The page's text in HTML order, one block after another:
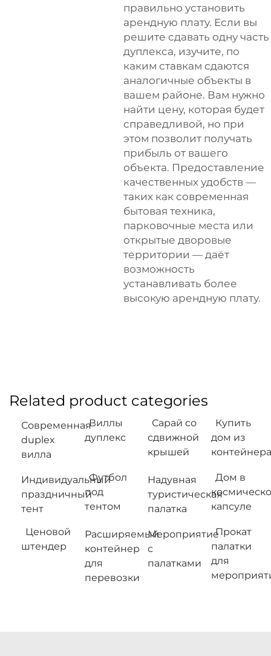
правильно установить
арендную плату. Если вы
решите сдавать одну часть
дуплекса, изучите, по
каким ставкам сдаются
аналогичные объекты в
вашем районе. Вам нужно
найти цену, которая будет
справедливой, но при
этом позволит получать
прибыль от вашего
объекта. Предоставление
качественных удобств —
таких как современная
бытовая техника,
парковочные места или
открытые дворовые
территории — даёт
возможность
устанавливать более
высокую арендную плату.
Related product categories
Современная
duplex
вилла
Виллы
дуплекс
Сарай со
сдвижной
крышей
Купить
дом из
контейнера
Индивидуальный
праздничный
тент
Футбол
под
тентом
Надувная
туристическая
палатка
Дом в
капсуле
Ценовой
штендер
Расширяемый
контейнер
для
перевозки
Мероприятие
с
палатками
Прокат
палатки
для